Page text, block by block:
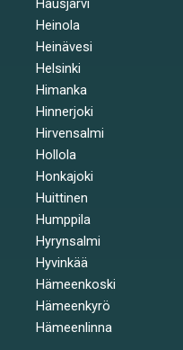
Hausjärvi
Heinola
Heinävesi
Helsinki
Himanka
Hinnerjoki
Hirvensalmi
Hollola
Honkajoki
Huittinen
Humppila
Hyrynsalmi
Hyvinkää
Hämeenkoski
Hämeenkyrö
Hämeenlinna